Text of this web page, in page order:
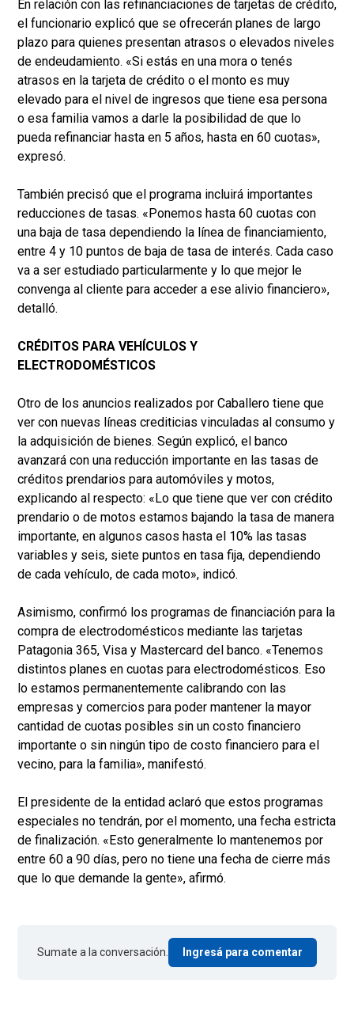
En relación con las refinanciaciones de tarjetas de crédito,
el funcionario explicó que se ofrecerán planes de largo
plazo para quienes presentan atrasos o elevados niveles
de endeudamiento. «Si estás en una mora o tenés
atrasos en la tarjeta de crédito o el monto es muy
elevado para el nivel de ingresos que tiene esa persona
o esa familia vamos a darle la posibilidad de que lo
pueda refinanciar hasta en 5 años, hasta en 60 cuotas»,
expresó.
También precisó que el programa incluirá importantes
reducciones de tasas. «Ponemos hasta 60 cuotas con
una baja de tasa dependiendo la línea de financiamiento,
entre 4 y 10 puntos de baja de tasa de interés. Cada caso
va a ser estudiado particularmente y lo que mejor le
convenga al cliente para acceder a ese alivio financiero»,
detalló.
CRÉDITOS PARA VEHÍCULOS Y
ELECTRODOMÉSTICOS
Otro de los anuncios realizados por Caballero tiene que
ver con nuevas líneas crediticias vinculadas al consumo y
la adquisición de bienes. Según explicó, el banco
avanzará con una reducción importante en las tasas de
créditos prendarios para automóviles y motos,
explicando al respecto: «Lo que tiene que ver con crédito
prendario o de motos estamos bajando la tasa de manera
importante, en algunos casos hasta el 10% las tasas
variables y seis, siete puntos en tasa fija, dependiendo
de cada vehículo, de cada moto», indicó.
Asimismo, confirmó los programas de financiación para la
compra de electrodomésticos mediante las tarjetas
Patagonia 365, Visa y Mastercard del banco. «Tenemos
distintos planes en cuotas para electrodomésticos. Eso
lo estamos permanentemente calibrando con las
empresas y comercios para poder mantener la mayor
cantidad de cuotas posibles sin un costo financiero
importante o sin ningún tipo de costo financiero para el
vecino, para la familia», manifestó.
El presidente de la entidad aclaró que estos programas
especiales no tendrán, por el momento, una fecha estricta
de finalización. «Esto generalmente lo mantenemos por
entre 60 a 90 días, pero no tiene una fecha de cierre más
que lo que demande la gente», afirmó.
Sumate a la conversación. Ingresá para comentar